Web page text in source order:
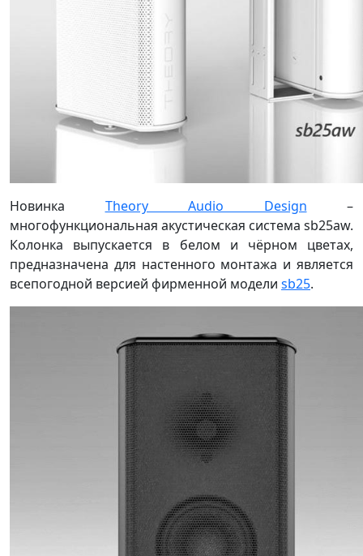
Новинка Theory Audio Design –
многофункциональная акустическая система sb25aw.
Колонка выпускается в белом и чёрном цветах,
предназначена для настенного монтажа и является
всепогодной версией фирменной модели sb25.